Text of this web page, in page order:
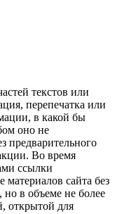
текстов или
перепечатка или
в какой бы
оно не
предварительного
Во время
ссылки
материалов сайта без
но в объеме не более
открытой для